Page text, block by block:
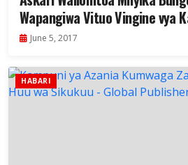
Wapangiwa Vituo Vingine vya
June 5, 2017
HABARI